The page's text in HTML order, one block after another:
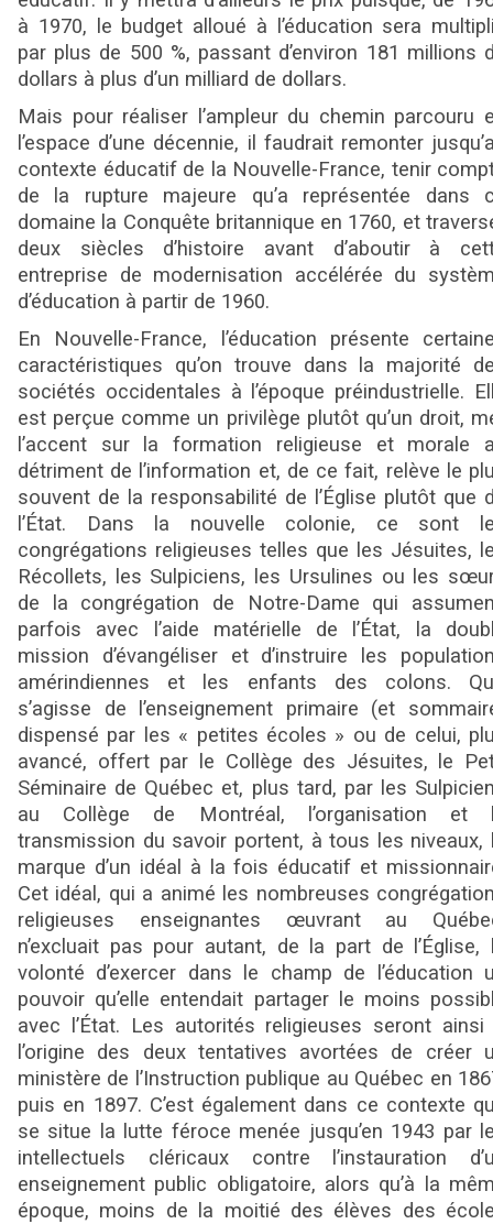
à 1970, le budget alloué à l’éducation sera
par plus de 500 %, passant d’environ 181 millions
dollars à plus d’un milliard de dollars.
Mais pour réaliser l’ampleur du chemin parcouru
l’espace d’une décennie, il faudrait remonter
contexte éducatif de la Nouvelle-France, tenir
de la rupture majeure qu’a représentée dans
domaine la Conquête britannique en 1760, et
deux siècles d’histoire avant d’aboutir à
entreprise de modernisation accélérée du
d’éducation à partir de 1960.
En Nouvelle-France, l’éducation présente
caractéristiques qu’on trouve dans la majorité
sociétés occidentales à l’époque préindustrielle.
est perçue comme un privilège plutôt qu’un droit,
l’accent sur la formation religieuse et morale
détriment de l’information et, de ce fait, relève le
souvent de la responsabilité de l’Église plutôt que
l’État. Dans la nouvelle colonie, ce sont
congrégations religieuses telles que les Jésuites,
Récollets, les Sulpiciens, les Ursulines ou les
de la congrégation de Notre-Dame qui
parfois avec l’aide matérielle de l’État, la
mission d’évangéliser et d’instruire les
amérindiennes et les enfants des colons.
s’agisse de l’enseignement primaire (et
dispensé par les « petites écoles » ou de celui,
avancé, offert par le Collège des Jésuites, le
Séminaire de Québec et, plus tard, par les
au Collège de Montréal, l’organisation et
transmission du savoir portent, à tous les niveaux,
marque d’un idéal à la fois éducatif et
Cet idéal, qui a animé les nombreuses
religieuses enseignantes œuvrant au
n’excluait pas pour autant, de la part de l’Église,
volonté d’exercer dans le champ de l’éducation
pouvoir qu’elle entendait partager le moins
avec l’État. Les autorités religieuses seront ainsi
l’origine des deux tentatives avortées de créer
ministère de l’Instruction publique au Québec en
puis en 1897. C’est également dans ce contexte
se situe la lutte féroce menée jusqu’en 1943 par
intellectuels cléricaux contre l’instauration
enseignement public obligatoire, alors qu’à la
époque, moins de la moitié des élèves des